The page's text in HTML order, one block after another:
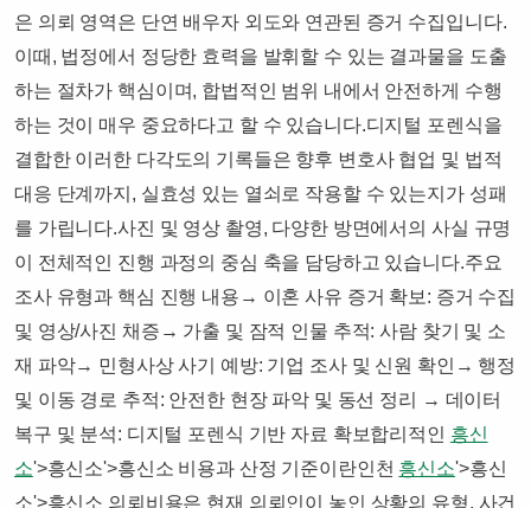
은 의뢰 영역은 단연 배우자 외도와 연관된 증거 수집입니다.​
이때, 법정에서 정당한 효력을 발휘할 수 있는 결과물을 도출
하는 절차가 핵심이며, 합법적인 범위 내에서 안전하게 수행
하는 것이 매우 중요하다고 할 수 있습니다.​디지털 포렌식을
결합한 이러한 다각도의 기록들은 향후 변호사 협업 및 법적
대응 단계까지, 실효성 있는 열쇠로 작용할 수 있는지가 성패
를 가립니다.​사진 및 영상 촬영, 다양한 방면에서의 사실 규명
이 전체적인 진행 과정의 중심 축을 담당하고 있습니다.​주요
조사 유형과 핵심 진행 내용​​→ 이혼 사유 증거 확보: 증거 수집
및 영상/사진 채증→ 가출 및 잠적 인물 추적: 사람 찾기 및 소
재 파악→ 민형사상 사기 예방: 기업 조사 및 신원 확인→ 행정
및 이동 경로 추적: 안전한 현장 파악 및 동선 정리 → 데이터
복구 및 분석: 디지털 포렌식 기반 자료 확보​​​​​합리적인 흥신
소'>흥신소'>흥신소 비용과 산정 기준이란​​인천 흥신소'>흥신
소'>흥신소 의뢰비용은 현재 의뢰인이 놓인 상황의 유형, 사건